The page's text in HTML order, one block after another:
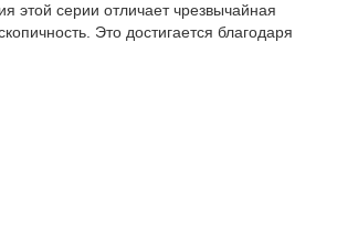
этой серии отличает чрезвычайная
Это достигается благодаря